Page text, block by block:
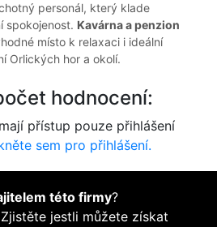
personál, který klade
spokojenost. Kavárna a penzion
místo k relaxaci i ideální
Orlických hor a okolí.
hodnocení:
přístup pouze přihlášení
sem pro přihlášení.
této firmy?
Zjistěte jestli můžete získat